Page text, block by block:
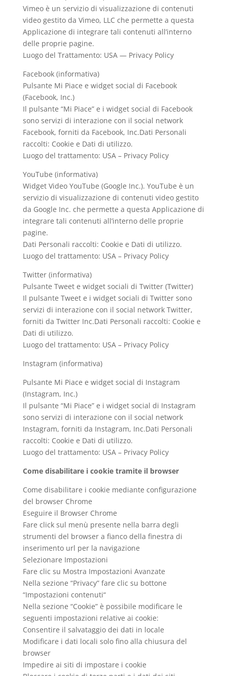
Vimeo è un servizio di visualizzazione di contenuti
video gestito da Vimeo, LLC che permette a questa
Applicazione di integrare tali contenuti all’interno
delle proprie pagine.
Luogo del Trattamento: USA — Privacy Policy
Facebook (informativa)
Pulsante Mi Piace e widget social di Facebook
(Facebook, Inc.)
Il pulsante “Mi Piace” e i widget social di Facebook
sono servizi di interazione con il social network
Facebook, forniti da Facebook, Inc.Dati Personali
raccolti: Cookie e Dati di utilizzo.
Luogo del trattamento: USA – Privacy Policy
YouTube (informativa)
Widget Video YouTube (Google Inc.). YouTube è un
servizio di visualizzazione di contenuti video gestito
da Google Inc. che permette a questa Applicazione di
integrare tali contenuti all’interno delle proprie
pagine.
Dati Personali raccolti: Cookie e Dati di utilizzo.
Luogo del trattamento: USA – Privacy Policy
Twitter (informativa)
Pulsante Tweet e widget sociali di Twitter (Twitter)
Il pulsante Tweet e i widget sociali di Twitter sono
servizi di interazione con il social network Twitter,
forniti da Twitter Inc.Dati Personali raccolti: Cookie e
Dati di utilizzo.
Luogo del trattamento: USA – Privacy Policy
Instagram (informativa)
Pulsante Mi Piace e widget social di Instagram
(Instagram, Inc.)
Il pulsante “Mi Piace” e i widget social di Instagram
sono servizi di interazione con il social network
Instagram, forniti da Instagram, Inc.Dati Personali
raccolti: Cookie e Dati di utilizzo.
Luogo del trattamento: USA – Privacy Policy
Come disabilitare i cookie tramite il browser
Come disabilitare i cookie mediante configurazione
del browser Chrome
Eseguire il Browser Chrome
Fare click sul menù presente nella barra degli
strumenti del browser a fianco della finestra di
inserimento url per la navigazione
Selezionare Impostazioni
Fare clic su Mostra Impostazioni Avanzate
Nella sezione “Privacy” fare clic su bottone
“Impostazioni contenuti“
Nella sezione “Cookie” è possibile modificare le
seguenti impostazioni relative ai cookie:
Consentire il salvataggio dei dati in locale
Modificare i dati locali solo fino alla chiusura del
browser
Impedire ai siti di impostare i cookie